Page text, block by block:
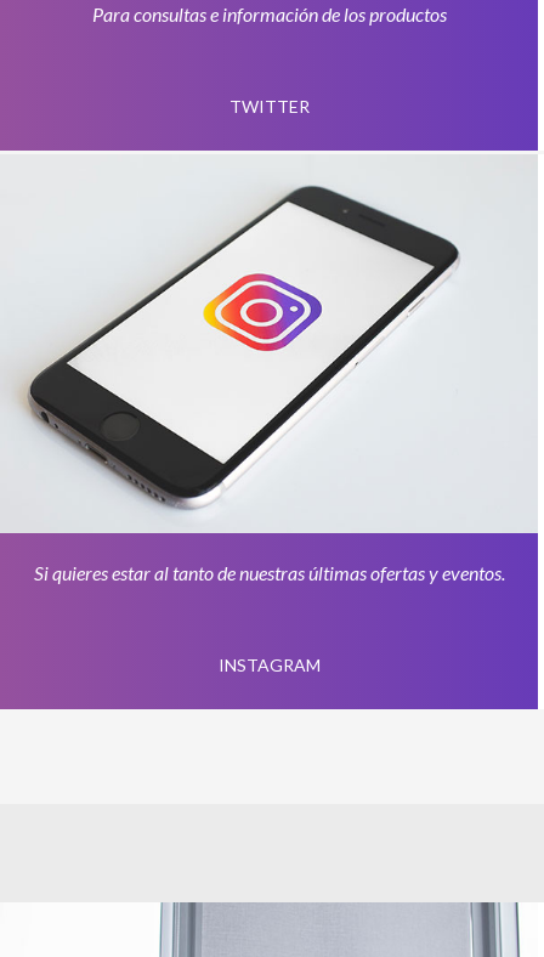
Para consultas e información de los productos
TWITTER
Si quieres estar al tanto de nuestras últimas ofertas y eventos.
INSTAGRAM